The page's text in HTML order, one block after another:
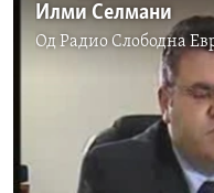
Илми Селмани
ОдРадио Слободна
No media